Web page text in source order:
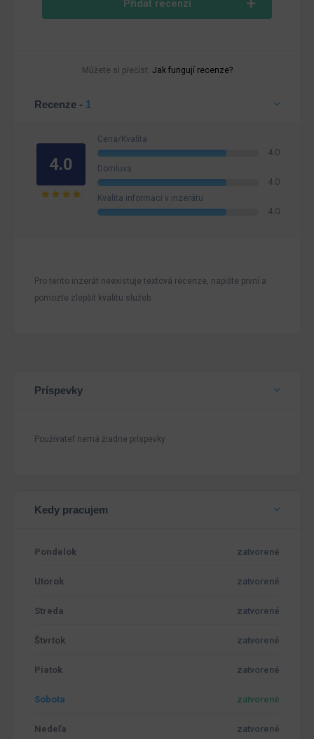
Přidat recenzi
Můžete si přečíst: Jak fungují recenze?
Recenze - 1
4.0
Cena/Kvalita
4.0
Domluva
4.0
Kvalita informací v inzerátu
4.0
Pro tento inzerát neexistuje textová recenze, napište první a
pomozte zlepšit kvalitu služeb.
Príspevky
Používateľ nemá žiadne príspevky
Kedy pracujem
Pondelok zatvorené
Utorok zatvorené
Streda zatvorené
Štvrtok zatvorené
Piatok zatvorené
Sobota zatvorené
Nedeľa zatvorené